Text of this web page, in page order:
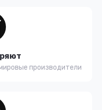
производители